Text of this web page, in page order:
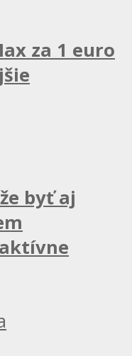
za 1 euro
byť aj